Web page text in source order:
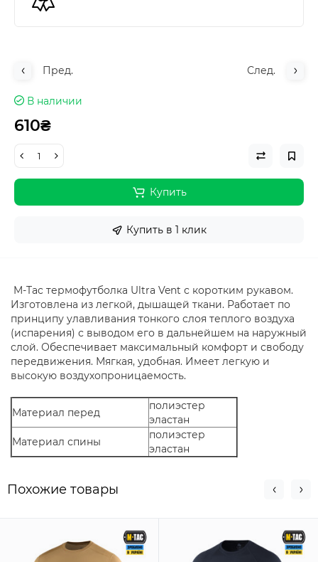
Пред. След.
В наличии
610₴
Купить
Купить в 1 клик
M-Tac термофутболка Ultra Vent с коротким рукавом.
Изготовлена из легкой, дышащей ткани. Работает по
принципу улавливания тонкого слоя теплого воздуха
(испарения) с выводом его в дальнейшем на наружный
слой. Обеспечивает максимальный комфорт и свободу
передвижения. Мягкая, удобная. Имеет легкую и
высокую воздухопроницаемость.
Материал перед
полиэстер
эластан
Материал спины
полиэстер
эластан
Похожие товары